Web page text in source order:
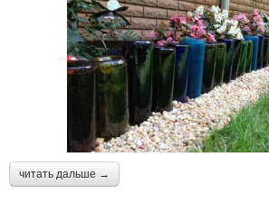
читать дальше →